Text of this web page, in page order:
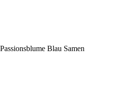
Blau Samen